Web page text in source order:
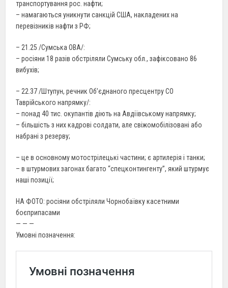
транспортування рос. нафти;
– намагаються уникнути санкцій США, накладених на
перевізників нафти з РФ;
– 21.25 /Сумська ОВА/:
– росіяни 18 разів обстріляли Сумську обл., зафіксовано 86
вибухів;
– 22.37 /Штупун, речник Об’єднаного пресцентру СО
Таврійського напрямку/:
– понад 40 тис. окупантів діють на Авдіївському напрямку;
– більшість з них кадрові солдати, але свіжомобілізовані або
набрані з резерву;
– це в основному мотострілецькі частини; є артилерія і танки;
– в штурмових загонах багато “спецконтингенту”, який штурмує
наші позиції;
НА ФОТО: росіяни обстріляли Чорнобаївку касетними
боєприпасами
— — —
Умовні позначення: